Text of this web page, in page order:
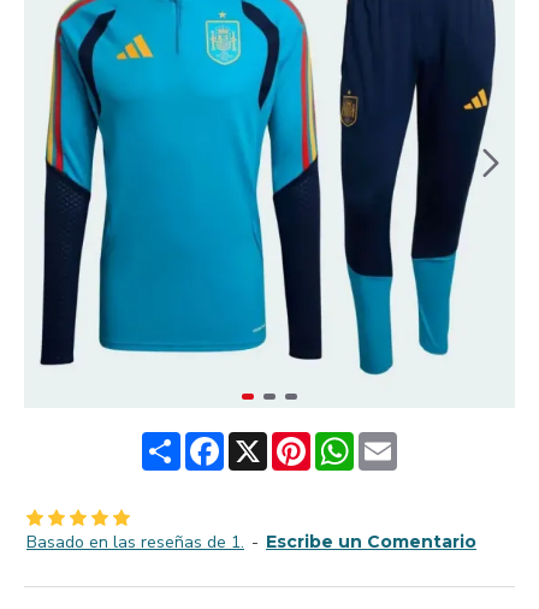
ShareFacebook
X PinterestWhatsApp
Email
Basado en las reseñas de 1. - Escribe un Comentario